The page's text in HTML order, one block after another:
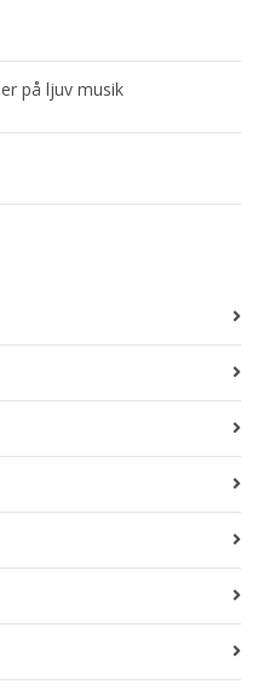
på ljuv musik